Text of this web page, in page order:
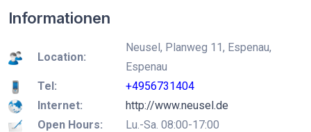
Informationen
Location:
Neusel, Planweg 11, Espenau,
Espenau
Tel:
+4956731404
Internet:
http://www.neusel.de
Open Hours:
Lu.-Sa. 08:00-17:00